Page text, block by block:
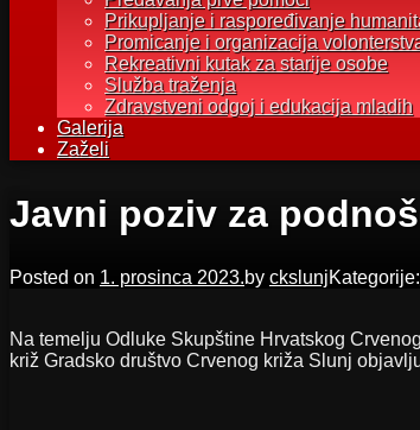
Prikupljanje i raspoređivanje
Promicanje i organizacija
Rekreativni kutak za starije osobe
Služba traženja
Zdravstveni odgoj i edukacija mladih
Galerija
Zaželi
Javni poziv za
Posted on 1. prosinca 2023.by ckslunjKategorije:
Na temelju Odluke Skupštine Hrvatskog
križ Gradsko društvo Crvenog križa Slunj